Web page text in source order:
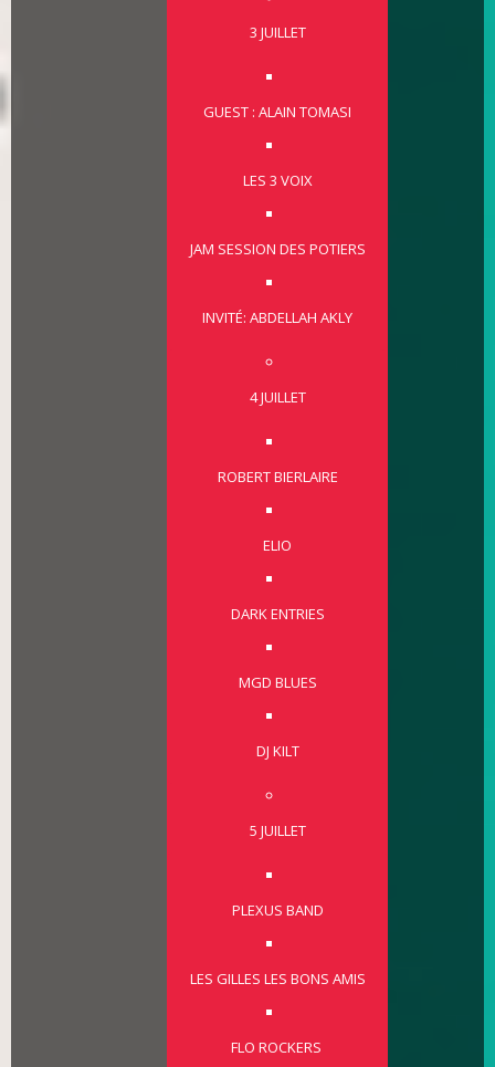
3 JUILLET
GUEST : ALAIN TOMASI
LES 3 VOIX
JAM SESSION DES POTIERS
INVITÉ: ABDELLAH AKLY
4 JUILLET
ROBERT BIERLAIRE
ELIO
DARK ENTRIES
MGD BLUES
DJ KILT
5 JUILLET
PLEXUS BAND
LES GILLES LES BONS AMIS
FLO ROCKERS